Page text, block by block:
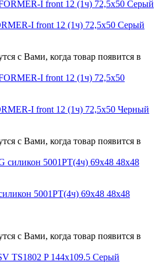
I front 12 (1ч) 72,5х50 Серый
с Вами, когда товар появится в
I front 12 (1ч) 72,5х50 Черный
с Вами, когда товар появится в
5001PT(4ч) 69х48 48х48
с Вами, когда товар появится в